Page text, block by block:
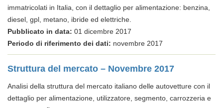
immatricolati in Italia, con il dettaglio per alimentazione: benzina,
diesel, gpl, metano, ibride ed elettriche.
Pubblicato in data: 01 dicembre 2017
Periodo di riferimento dei dati: novembre 2017
Struttura del mercato – Novembre 2017
Analisi della struttura del mercato italiano delle autovetture con il
dettaglio per alimentazione, utilizzatore, segmento, carrozzeria e